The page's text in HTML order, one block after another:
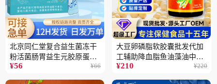
北京同仁堂复合益生菌冻干
粉活菌肠胃益生元胶原蛋白
固体饮料批发3件
¥56 ¥66
大豆卵磷脂软胶囊批发代加
工辅助降血脂鱼油藻油中老
年蓝帽保健品5瓶
¥210 ¥220